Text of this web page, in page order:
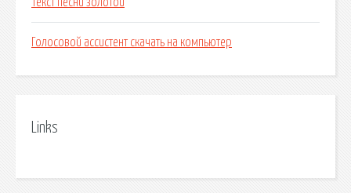
Текст песни золотой
Голосовой ассистент скачать на компьютер
Links